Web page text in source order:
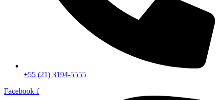
+55 (21) 3194-5555
Facebook-f